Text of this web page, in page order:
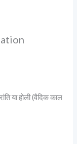
या होली (वैदिक काल